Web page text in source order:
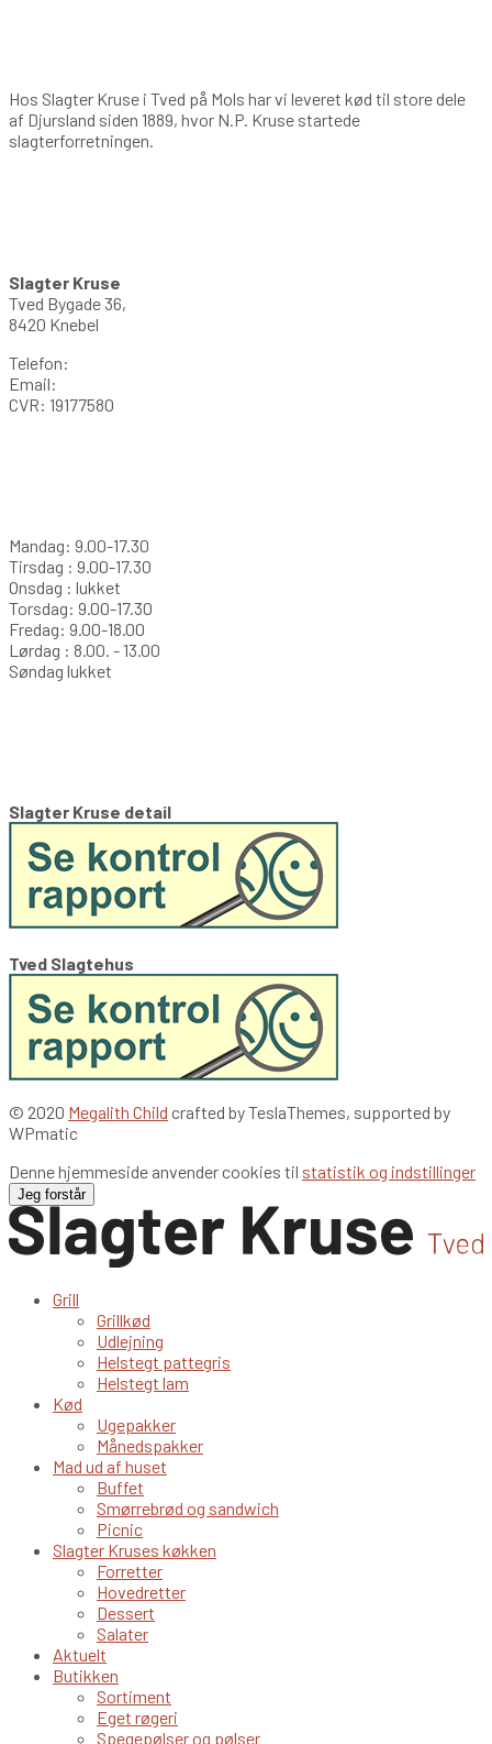
Hos Slagter Kruse i Tved på Mols har vi leveret kød til store dele
af Djursland siden 1889, hvor N.P. Kruse startede
slagterforretningen.
Slagter Kruse
Tved Bygade 36,
8420 Knebel
Telefon:
Email:
CVR: 19177580
Mandag: 9.00-17.30
Tirsdag : 9.00-17.30
Onsdag : lukket
Torsdag: 9.00-17.30
Fredag: 9.00-18.00
Lørdag : 8.00. - 13.00
Søndag lukket
Slagter Kruse detail
Tved Slagtehus
© 2020 Megalith Child crafted byTeslaThemes, supported by
WPmatic
Denne hjemmeside anvender cookies til statistik og indstillinger
Jeg forstår
Grill
Grillkød
Udlejning
Helstegt pattegris
Helstegt lam
Kød
Ugepakker
Månedspakker
Mad ud af huset
Buffet
Smørrebrød og sandwich
Picnic
Slagter Kruses køkken
Forretter
Hovedretter
Dessert
Salater
Aktuelt
Butikken
Sortiment
Eget røgeri
Spegepølser og pølser